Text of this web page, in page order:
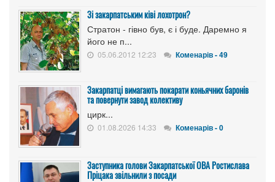
Зі закарпатським ківі лохотрон?
Стратон - гівно був, є і буде. Даремно я
його не п...
05.06.2012 12:23 Коменарів - 49
Закарпатці вимагають покарати коньячних баронів
та повернути завод колективу
цирк...
01.08.2026 14:33 Коменарів - 0
Заступника голови Закарпатської ОВА Ростислава
Пріцака звільнили з посади